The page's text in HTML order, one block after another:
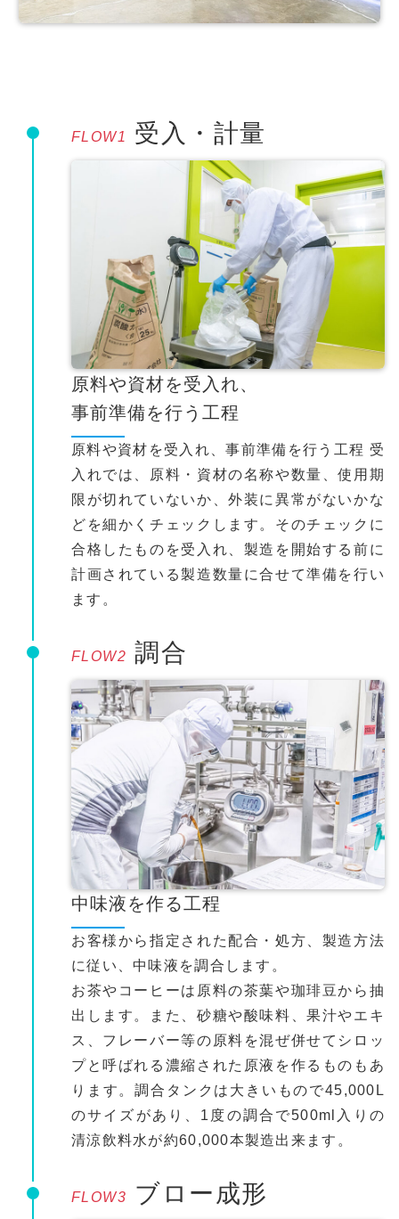
FLOW1 受入・計量
原料や資材を受入れ、
事前準備を行う工程
原料や資材を受入れ、事前準備を行う工程 受
入れでは、原料・資材の名称や数量、使用期
限が切れていないか、外装に異常がないかな
どを細かくチェックします。そのチェックに
合格したものを受入れ、製造を開始する前に
計画されている製造数量に合せて準備を行い
ます。
FLOW2 調合
中味液を作る工程
お客様から指定された配合・処方、製造方法
に従い、中味液を調合します。
お茶やコーヒーは原料の茶葉や珈琲豆から抽
出します。また、砂糖や酸味料、果汁やエキ
ス、フレーバー等の原料を混ぜ併せてシロッ
プと呼ばれる濃縮された原液を作るものもあ
ります。調合タンクは大きいもので45,000L
のサイズがあり、1度の調合で500ml入りの
清涼飲料水が約60,000本製造出来ます。
FLOW3 ブロー成形